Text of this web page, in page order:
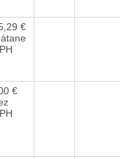
€
€